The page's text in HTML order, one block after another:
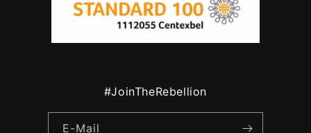
#JoinTheRebellion
E-Mail